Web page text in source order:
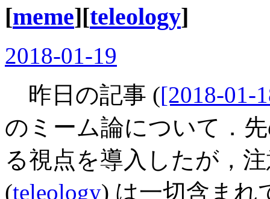
[meme][teleology]
2018-01-19
昨日の記事 ([2018-01-
のミーム論について．
る視点を導入したが，
(teleology) は一切含まれ